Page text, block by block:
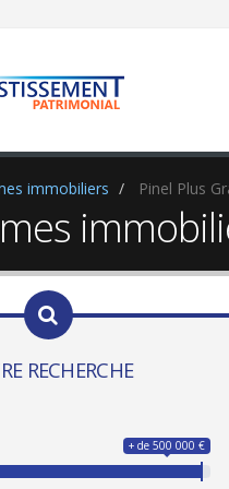
immobiliers Pinel Plus
RECHERCHE
+ de 500 000 €